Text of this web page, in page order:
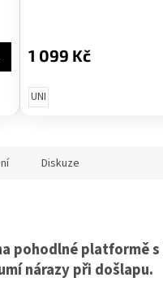
1 099 Kč
UNI
Diskuze
pohodlné platformě
nárazy při došlapu.